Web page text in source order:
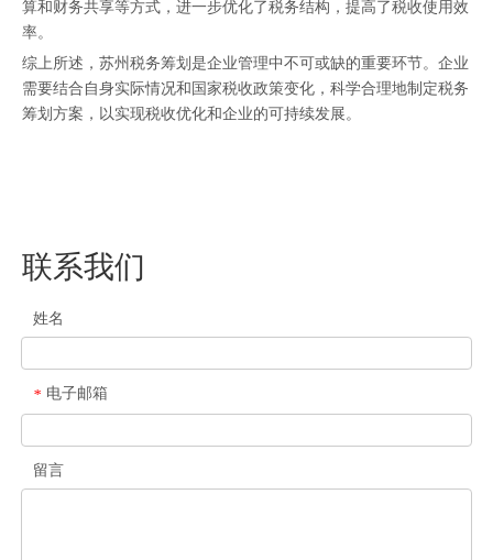
算和财务共享等方式，进一步优化了税务结构，提高了税收使用效
率。
综上所述，苏州税务筹划是企业管理中不可或缺的重要环节。企业
需要结合自身实际情况和国家税收政策变化，科学合理地制定税务
筹划方案，以实现税收优化和企业的可持续发展。
联系我们
姓名
* 电子邮箱
留言